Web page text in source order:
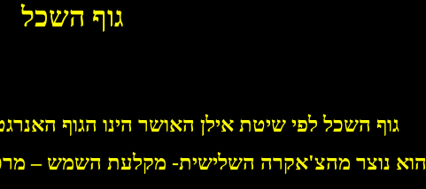
גוף השכל
גוף השכל לפי שיטת אילן האושר הינו הגוף
הוא נוצר מהצ'אקרה השלישית- מקלעת השמש –